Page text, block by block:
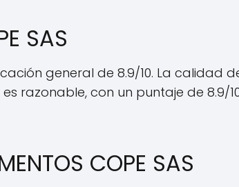
SAS
general de 8.9/10. La
razonable, con un puntaje de 8.9/
COPE SAS